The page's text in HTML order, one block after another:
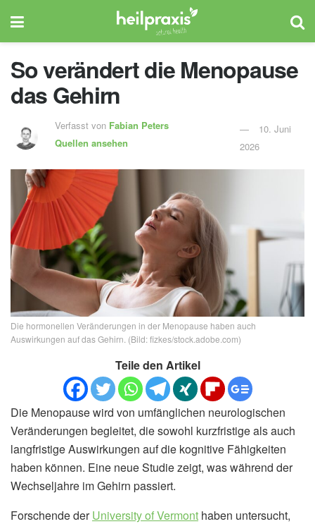
So verändert die Menopause
das Gehirn
Verfasst von Fabian Peters
Quellen ansehen
10. Juni
2026
Die hormonellen Veränderungen in der Menopause haben auch
Auswirkungen auf das Gehirn. (Bild: fizkes/stock.adobe.com)
Teile den Artikel
Die Menopause wird von umfänglichen neurologischen
Veränderungen begleitet, die sowohl kurzfristige als auch
langfristige Auswirkungen auf die kognitive Fähigkeiten
haben können. Eine neue Studie zeigt, was während der
Wechseljahre im Gehirn passiert.
Forschende derUniversity of Vermont haben untersucht,